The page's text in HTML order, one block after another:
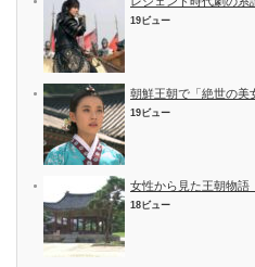
19ビュー
朝鮮王朝で「絶世の美
19ビュー
女性から見た王朝物語
18ビュー